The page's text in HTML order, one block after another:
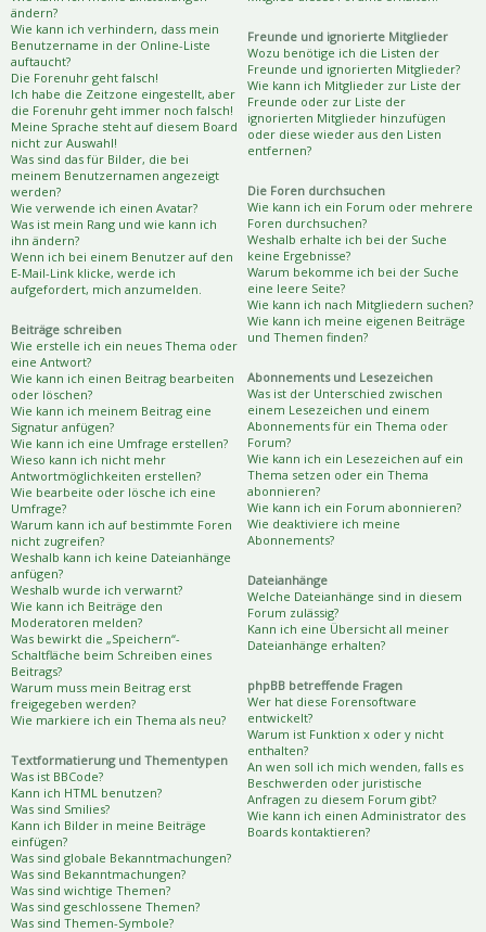
ändern?
Wie kann ich verhindern, dass mein
Benutzername in der Online-Liste
auftaucht?
Die Forenuhr geht falsch!
Ich habe die Zeitzone eingestellt, aber
die Forenuhr geht immer noch falsch!
Meine Sprache steht auf diesem Board
nicht zur Auswahl!
Was sind das für Bilder, die bei
meinem Benutzernamen angezeigt
werden?
Wie verwende ich einen Avatar?
Was ist mein Rang und wie kann ich
ihn ändern?
Wenn ich bei einem Benutzer auf den
E-Mail-Link klicke, werde ich
aufgefordert, mich anzumelden.
Beiträge schreiben
Wie erstelle ich ein neues Thema oder
eine Antwort?
Wie kann ich einen Beitrag bearbeiten
oder löschen?
Wie kann ich meinem Beitrag eine
Signatur anfügen?
Wie kann ich eine Umfrage erstellen?
Wieso kann ich nicht mehr
Antwortmöglichkeiten erstellen?
Wie bearbeite oder lösche ich eine
Umfrage?
Warum kann ich auf bestimmte Foren
nicht zugreifen?
Weshalb kann ich keine Dateianhänge
anfügen?
Weshalb wurde ich verwarnt?
Wie kann ich Beiträge den
Moderatoren melden?
Was bewirkt die „Speichern“-
Schaltfläche beim Schreiben eines
Beitrags?
Warum muss mein Beitrag erst
freigegeben werden?
Wie markiere ich ein Thema als neu?
Textformatierung und Thementypen
Was ist BBCode?
Kann ich HTML benutzen?
Was sind Smilies?
Kann ich Bilder in meine Beiträge
einfügen?
Was sind globale Bekanntmachungen?
Was sind Bekanntmachungen?
Was sind wichtige Themen?
Was sind geschlossene Themen?
Was sind Themen-Symbole?
Freunde und ignorierte Mitglieder
Wozu benötige ich die Listen der
Freunde und ignorierten Mitglieder?
Wie kann ich Mitglieder zur Liste der
Freunde oder zur Liste der
ignorierten Mitglieder hinzufügen
oder diese wieder aus den Listen
entfernen?
Die Foren durchsuchen
Wie kann ich ein Forum oder mehrere
Foren durchsuchen?
Weshalb erhalte ich bei der Suche
keine Ergebnisse?
Warum bekomme ich bei der Suche
eine leere Seite?
Wie kann ich nach Mitgliedern suchen?
Wie kann ich meine eigenen Beiträge
und Themen finden?
Abonnements und Lesezeichen
Was ist der Unterschied zwischen
einem Lesezeichen und einem
Abonnements für ein Thema oder
Forum?
Wie kann ich ein Lesezeichen auf ein
Thema setzen oder ein Thema
abonnieren?
Wie kann ich ein Forum abonnieren?
Wie deaktiviere ich meine
Abonnements?
Dateianhänge
Welche Dateianhänge sind in diesem
Forum zulässig?
Kann ich eine Übersicht all meiner
Dateianhänge erhalten?
phpBB betreffende Fragen
Wer hat diese Forensoftware
entwickelt?
Warum ist Funktion x oder y nicht
enthalten?
An wen soll ich mich wenden, falls es
Beschwerden oder juristische
Anfragen zu diesem Forum gibt?
Wie kann ich einen Administrator des
Boards kontaktieren?